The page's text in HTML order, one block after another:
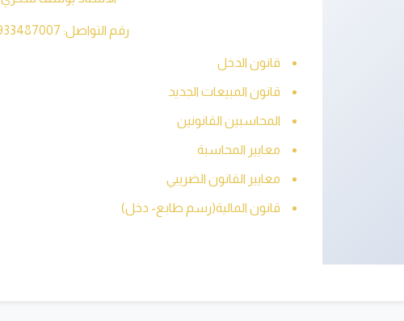
رقم التواصل: 0933487007
قانون الدخل
قانون المبيعات الجديد
المحاسبين القانونين
معايير المحاسبة
معايير القانون الضريبي
قانون المالية(رسم طابع- دخل)